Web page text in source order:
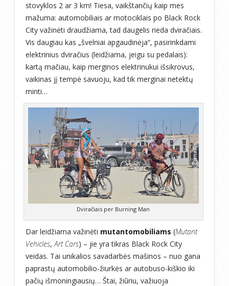
stovyklos 2 ar 3 km! Tiesa, vaikštančių kaip mes
mažuma: automobiliais ar motociklais po Black Rock
City važinėti draudžiama, tad daugelis rieda dviračiais.
Vis daugiau kas „švelniai apgaudinėja“, pasirinkdami
elektrinius dviračius (leidžiama, jeigu su pedalais):
kartą mačiau, kaip merginos elektrinukui išsikrovus,
vaikinas jį tempė savuoju, kad tik merginai netektų
minti…
Dviračiais per Burning Man
Dar leidžiama važinėti mutantomobiliams (Mutant
Vehicles,Art Cars) – jie yra tikras Black Rock City
veidas. Tai unikalios savadarbės mašinos – nuo gana
paprastų automobilio-žiurkės ar autobuso-kiškio iki
pačių išmoningiausių… Štai, žiūriu, važiuoja